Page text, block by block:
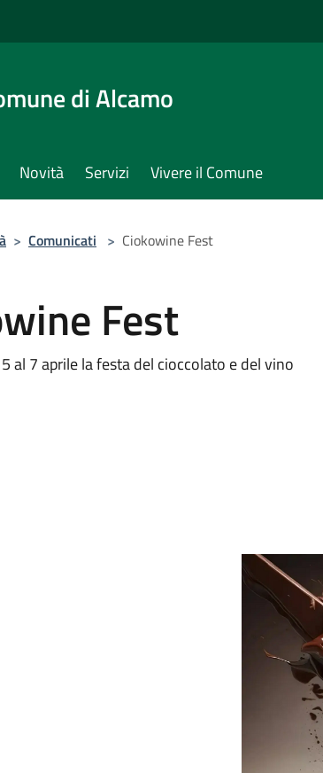
di Alcamo
Novità Servizi Vivere il Comune
> Comunicati > Ciokowine Fest
Fest
al 7 aprile la festa del cioccolato e del vino